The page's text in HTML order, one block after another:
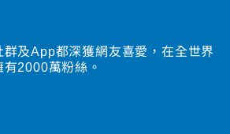
及App都深獲網友喜愛，在全世界
2000萬粉絲。